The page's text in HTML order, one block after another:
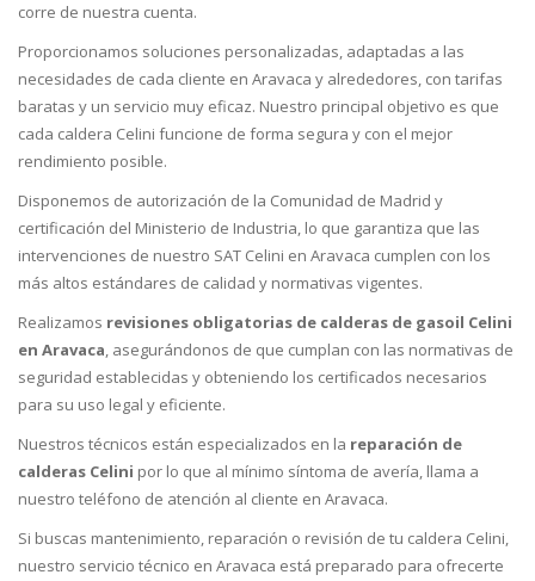
corre de nuestra cuenta.
Proporcionamos soluciones personalizadas, adaptadas a las
necesidades de cada cliente en Aravaca y alrededores, con tarifas
baratas y un servicio muy eficaz. Nuestro principal objetivo es que
cada caldera Celini funcione de forma segura y con el mejor
rendimiento posible.
Disponemos de autorización de la Comunidad de Madrid y
certificación del Ministerio de Industria, lo que garantiza que las
intervenciones de nuestro SAT Celini en Aravaca cumplen con los
más altos estándares de calidad y normativas vigentes.
Realizamos revisiones obligatorias de calderas de gasoil Celini
en Aravaca, asegurándonos de que cumplan con las normativas de
seguridad establecidas y obteniendo los certificados necesarios
para su uso legal y eficiente.
Nuestros técnicos están especializados en la reparación de
calderas Celini por lo que al mínimo síntoma de avería, llama a
nuestro teléfono de atención al cliente en Aravaca.
Si buscas mantenimiento, reparación o revisión de tu caldera Celini,
nuestro servicio técnico en Aravaca está preparado para ofrecerte